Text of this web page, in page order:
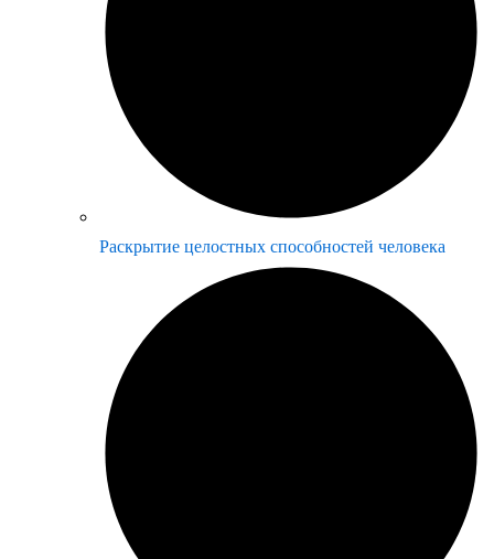
Раскрытие целостных способностей человека